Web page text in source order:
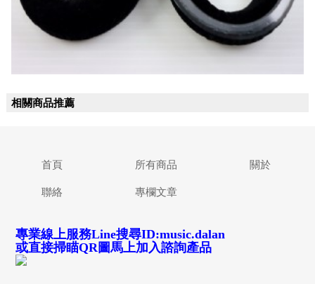
相關商品推薦
首頁 所有商品 關於
聯絡 專欄文章
專業線上服務Line搜尋ID:music.dalan
或直接掃瞄QR圖馬上加入諮詢產品